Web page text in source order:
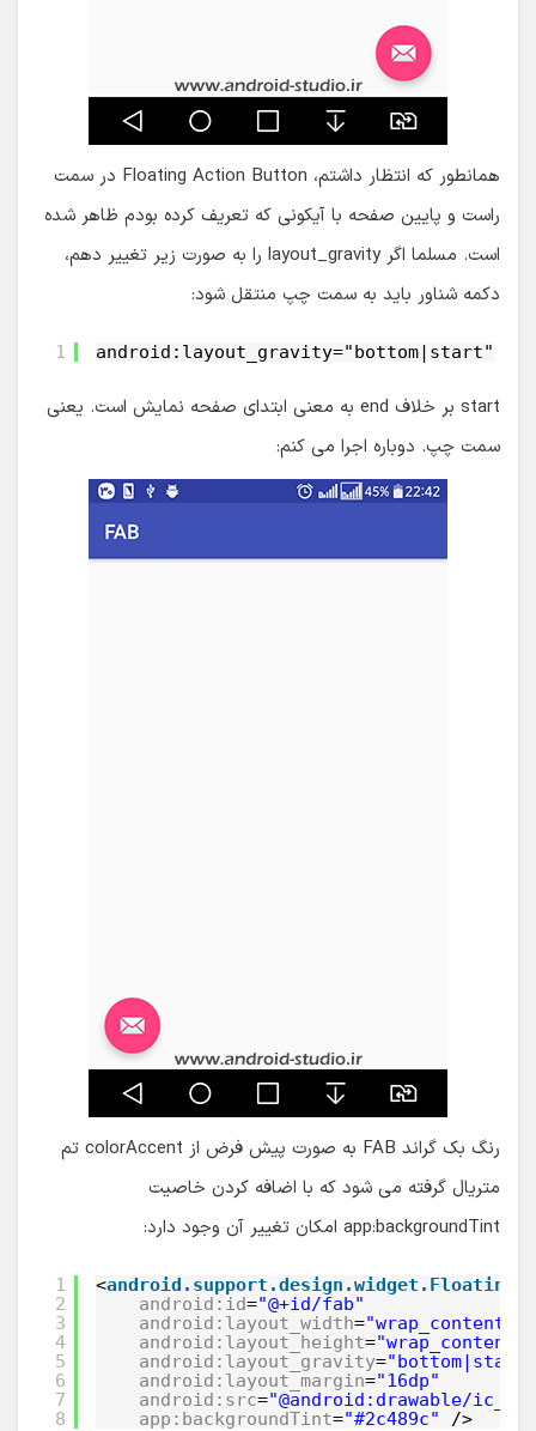
همانطور که انتظار داشتم، Floating Action Button در سمت
راست و پایین صفحه با آیکونی که تعریف کرده بودم ظاهر شده
است. مسلما اگر layout_gravity را به صورت زیر تغییر دهم،
دکمه شناور باید به سمت چپ منتقل شود:
1 android:layout_gravity="bottom|start"
start بر خلاف end به معنی ابتدای صفحه نمایش است. یعنی
سمت چپ. دوباره اجرا می کنم:
رنگ بک گراند FAB به صورت پیش فرض از colorAccent تم
متریال گرفته می شود که با اضافه کردن خاصیت
app:backgroundTint امکان تغییر آن وجود دارد:
1
2
3
4
5
6
7
8
<
android:id="@+id/fab"
android:layout_width="wrap_content"
android:layout_height="wrap_content"
android:layout_gravity="bottom|start"
android:layout_margin="16dp"
android:src="@android:drawable/
app:backgroundTint="#2c489c" />